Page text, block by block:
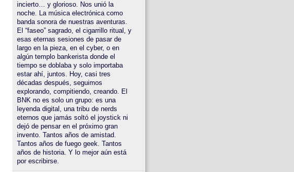
incierto… y glorioso. Nos unió la
noche. La música electrónica como
banda sonora de nuestras aventuras.
El “faseo” sagrado, el cigarrillo ritual, y
esas eternas sesiones de pasar de
largo en la pieza, en el cyber, o en
algún templo bankerista donde el
tiempo se doblaba y solo importaba
estar ahí, juntos. Hoy, casi tres
décadas después, seguimos
explorando, compitiendo, creando. El
BNK no es solo un grupo: es una
leyenda digital, una tribu de nerds
eternos que jamás soltó el joystick ni
dejó de pensar en el próximo gran
invento. Tantos años de amistad.
Tantos años de fuego geek. Tantos
años de historia. Y lo mejor aún está
por escribirse.